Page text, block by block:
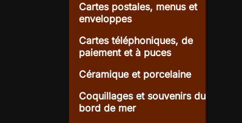
Cartes postales, menus et
enveloppes
Cartes téléphoniques, de
paiement et à puces
Céramique et porcelaine
Coquillages et souvenirs du
bord de mer